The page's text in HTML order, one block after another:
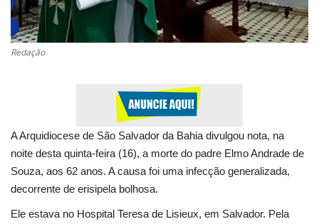
Politica
Educação
Economia
Galeria
Redação
A Arquidiocese de São Salvador da Bahia divulgou nota, na
noite desta quinta-feira (16), a morte do padre Elmo Andrade de
Souza, aos 62 anos. A causa foi uma infecção generalizada,
decorrente de erisipela bolhosa.
Ele estava no Hospital Teresa de Lisieux, em Salvador. Pela